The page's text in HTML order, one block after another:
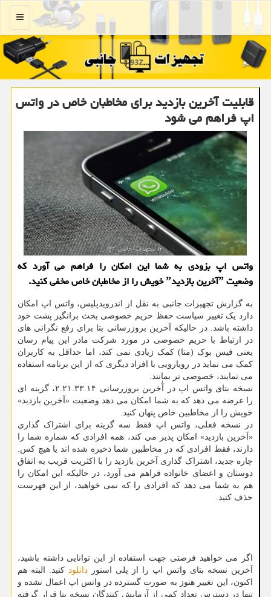
منو
قابلیت آخرین بازدید برای مخاطبان خاص در واتس
اپ فراهم می شود
واتس اپ بزودی به شما این امکان را فراهم می آورد که
وضعیت ˮآخرین بازدیدˮ خویش را از مخاطبان خاص مخفی کنید.
به گزارش تجهیزات جانبی به نقل از اندرویدپلیس، واتس اپ امکان
دارد یک تغییر سیاست حفظ حریم خصوصی بحث برانگیز پشت خود
داشته باشد. در حالیکه آخرین بروزرسانی بتا برای رفع نگرانی های
در ارتباط با حریم خصوصی در مورد شرکت مادر این پیام رسان
یعنی فیس بوک (متا) کمک زیادی نمی کند، اما حداقل به کاربران
کمک می نماید در رویارویی با افراد دیگری که از این برنامه استفاده
می نمایند، خصوصی تر بمانند.
نسخه بتای واتس اپ در آٰخرین بروزرسانی ۲.۲۱.۳۳.۱۴، گزینه ای
را عرضه می دهد که به شما امکان می دهد وضعیت «آخرین بازدید»
خویش را از مخاطبین خاص پنهان کنید.
در نسخه فعلی، واتس اپ فقط سه گزینه برای اشتراک گذاری
«آخرین بازدید» امکان پذیر می کند، همه افرادی که شماره شما را
دارند، فقط افرادی که در مخاطبین شما ذخیره شده اند یا هیچ کس.
چاره جدید، اشتراک گذاری آخرین بازدید را با اکثریت قریب به اتفاق
دوستان و اعضای خانواده فراهم می آورد، در حالیکه این امکان را
هم به شما می دهد که افرادی را که نمی خواهید، از این فهرست
حذف کنید.
اگر می خواهید فرصتی جهت استفاده از این توانایی داشته باشید،
آخرین نسخه بتای واتس اپ را از پلی استور دانلود کنید. البته هم
اکنون، این تغییر هنوز به صورت گسترده در واتس اپ اعمال نشده و
تنها در دسترس تعداد کمی از آزمایش کنندگان نسخه بتا قرار گرفته